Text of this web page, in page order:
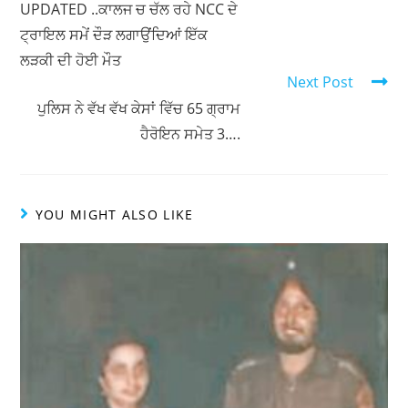
k
ਪੁਲਿਸ ਨੇ ਵੱਖ ਵੱਖ ਕੇਸਾਂ ਵਿੱਚ 65 ਗ੍ਰਾਮ
ਹੈਰੋਇਨ ਸਮੇਤ 3….
YOU MIGHT ALSO LIKE